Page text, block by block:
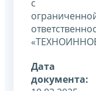
с
Дата
документа: